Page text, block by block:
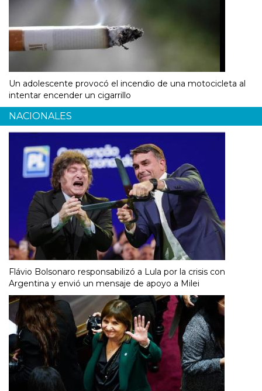
Un adolescente provocó el incendio de una motocicleta al
intentar encender un cigarrillo
NACIONALES
Flávio Bolsonaro responsabilizó a Lula por la crisis con
Argentina y envió un mensaje de apoyo a Milei